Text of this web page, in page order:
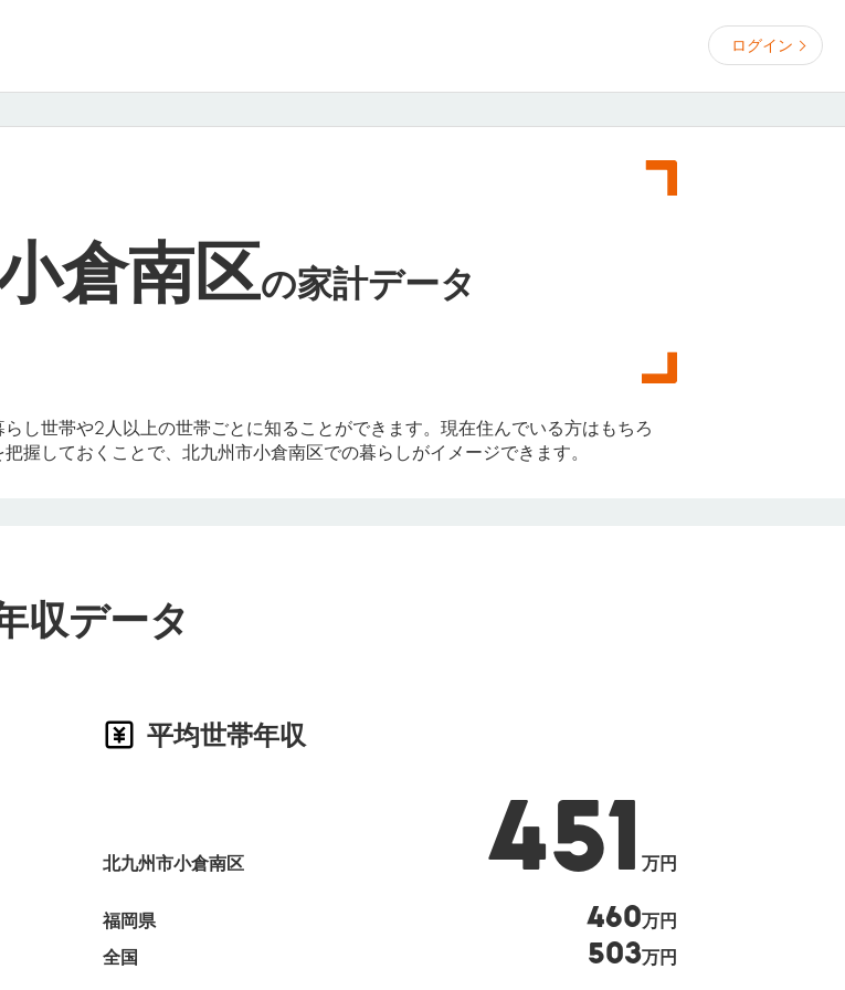
ログイン
倉南区の家計データ
し世帯や2人以上の世帯ごとに知ることができます。現在住んでいる方はもちろ
握しておくことで、北九州市小倉南区での暮らしがイメージできます。
収データ
平均世帯年収
北九州市小倉南区 451 万円
福岡県 460万円
全国
503万円